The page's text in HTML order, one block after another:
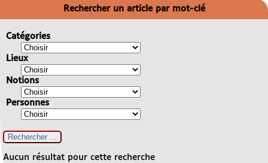
Rechercher un article par mot-clé
Catégories
Lieux
Notions
Personnes
Aucun résultat pour cette recherche